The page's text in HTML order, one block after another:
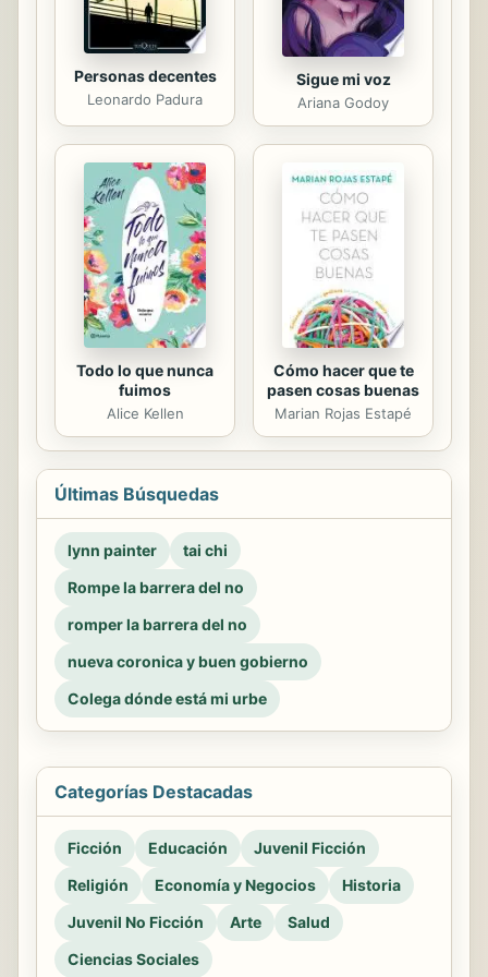
heteronormado. Escríbenos a
mundogay.revista@gmail.com o ...
Personas decentes
Leonardo Padura
Sigue mi voz
Ariana Godoy
Todo lo que nunca
fuimos
Alice Kellen
Cómo hacer que te
pasen cosas buenas
Marian Rojas Estapé
Últimas Búsquedas
lynn painter
tai chi
Rompe la barrera del no
romper la barrera del no
nueva coronica y buen gobierno
Colega dónde está mi urbe
Categorías Destacadas
Ficción Educación
Juvenil Ficción
Religión
Economía y Negocios
Historia
Juvenil No Ficción
Arte
Salud
Ciencias Sociales